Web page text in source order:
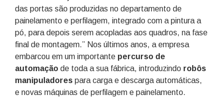
das portas são produzidas no departamento de
painelamento e perfilagem, integrado com a pintura a
pó, para depois serem acopladas aos quadros, na fase
final de montagem.” Nos últimos anos, a empresa
embarcou em um importante percurso de
automação de toda a sua fábrica, introduzindo robôs
manipuladores para carga e descarga automáticas,
e novas máquinas de perfilagem e painelamento.